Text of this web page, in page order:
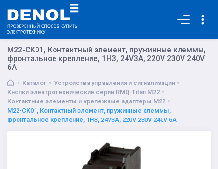
M22-CK01, Контактный элемент, пружинные клеммы,
фронтальное крепление, 1НЗ, 24V3A, 220V 230V 240V
6A
Каталог
Устройства управления и сигнализации
Кнопки электротехнические серии RMQ-Titan M22
Контактные элементы и крепежные адаптеры M22
M22-CK01, Контактный элемент, пружинные клеммы,
фронтальное крепление, 1НЗ, 24V3A, 220V 230V 240V 6A